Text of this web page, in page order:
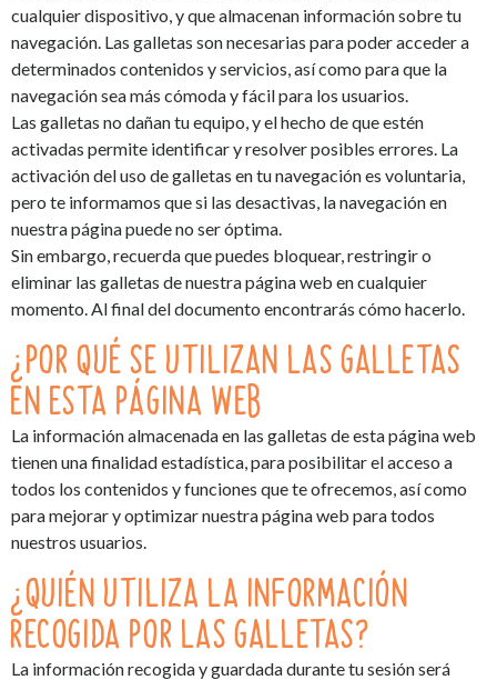
cualquier dispositivo, y que almacenan información sobre tu
navegación. Las galletas son necesarias para poder acceder a
determinados contenidos y servicios, así como para que la
navegación sea más cómoda y fácil para los usuarios.
Las galletas no dañan tu equipo, y el hecho de que estén
activadas permite identificar y resolver posibles errores. La
activación del uso de galletas en tu navegación es voluntaria,
pero te informamos que si las desactivas, la navegación en
nuestra página puede no ser óptima.
Sin embargo, recuerda que puedes bloquear, restringir o
eliminar las galletas de nuestra página web en cualquier
momento. Al final del documento encontrarás cómo hacerlo.
¿POR QUÉ SE UTILIZAN LAS GALLETAS
EN ESTA PÁGINA WEB
La información almacenada en las galletas de esta página web
tienen una finalidad estadística, para posibilitar el acceso a
todos los contenidos y funciones que te ofrecemos, así como
para mejorar y optimizar nuestra página web para todos
nuestros usuarios.
¿QUIÉN UTILIZA LA INFORMACIÓN
RECOGIDA POR LAS GALLETAS?
La información recogida y guardada durante tu sesión será